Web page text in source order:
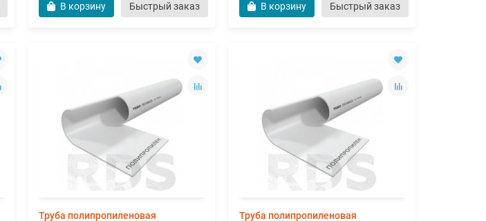
В корзину Быстрый заказ В корзину Быстрый заказ
Труба полипропиленовая Труба полипропиленовая